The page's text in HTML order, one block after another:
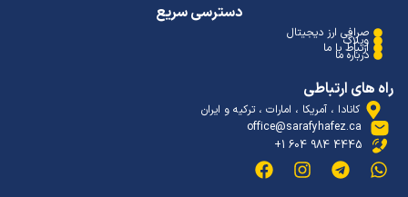
دسترسی سریع
صرافی ارز دیجیتال
وبلاگ
ارتباط با ما
درباره ما
های ارتباطی
کانادا ، آمریکا ، امارات ، ترکیه و ایران
office@sarafyhafez.ca
4445 984 604 1+